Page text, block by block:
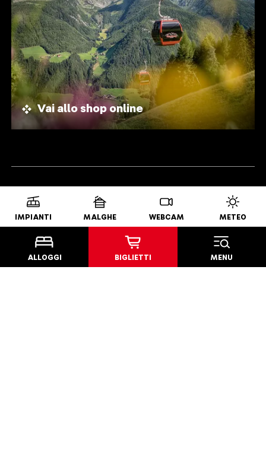
IMPIANTI MALGHE WEBCAM METEO
ALLOGGI BIGLIETTI MENU
Vai allo shop online
RICONOSCIMENTI